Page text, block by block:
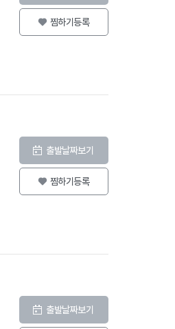
찜하기등록
출발날짜보기
찜하기등록
출발날짜보기